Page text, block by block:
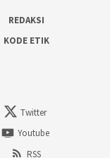
REDAKSI
KODE ETIK
Twitter
Youtube
RSS